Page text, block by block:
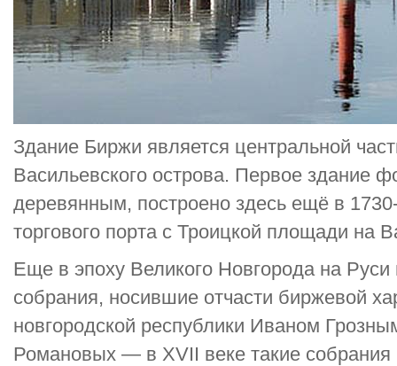
Здание Биржи является центральной
Васильевского острова. Первое здание
деревянным, построено здесь ещё в
торгового порта с Троицкой площади на
Еще в эпоху Великого Новгорода на Руси
собрания, носившие отчасти биржевой
новгородской республики Иваном
Романовых — в XVII веке такие